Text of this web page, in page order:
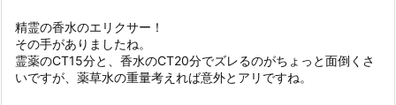
精霊の香水のエリクサー！
その手がありましたね。
霊薬のCT15分と、香水のCT20分でズレるのがちょっと面倒くさ
いですが、薬草水の重量考えれば意外とアリですね。